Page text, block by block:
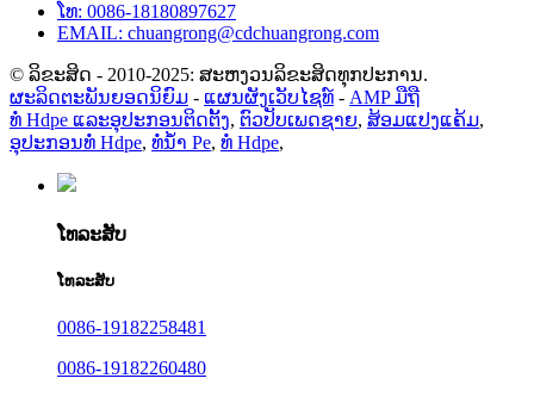
ໂທ: 0086-18180897627
EMAIL: chuangrong@cdchuangrong.com
© ລິຂະສິດ - 2010-2025: ສະຫງວນລິຂະສິດທຸກປະການ.
ຜະລິດຕະພັນຍອດນິຍົມ - ແຜນຜັງເວັບໄຊທ໌ - AMP ມືຖື
ທໍ່ Hdpe ແລະອຸປະກອນຕິດຕັ້ງ, ຕົວປັບເພດຊາຍ, ສ້ອມແປງແຄ້ມ,
ອຸປະກອນທໍ່ Hdpe, ທໍ່ນໍ້າ Pe, ທໍ່ Hdpe,
ໂທລະສັບ
ໂທລະສັບ
0086-19182258481
0086-19182260480